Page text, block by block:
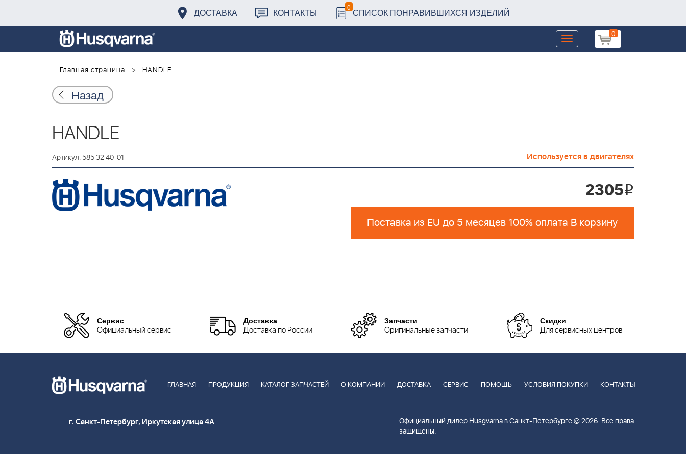
ДОСТАВКА КОНТАКТЫ 0 СПИСОК ПОНРАВИВШИХСЯ ИЗДЕЛИЙ
0
Toggle
navigation
Главная страница
HANDLE
Назад
HANDLE
Артикул: 585 32 40-01 Используется в двигателях
2305i
Поставка из EU до 5 месяцев 100% оплата В корзину
Сервис
Официальный сервис
Доставка
Доставка по России
Запчасти
Оригинальные запчасти
Скидки
Для сервисных центров
ГЛАВНАЯ ПРОДУКЦИЯ КАТАЛОГ ЗАПЧАСТЕЙ О КОМПАНИИ ДОСТАВКА СЕРВИС ПОМОЩЬ УСЛОВИЯ ПОКУПКИ КОНТАКТЫ
г. Санкт-Петербург, Иркутская улица 4А
Официальный дилер Husgvarna в Санкт-Петербурге © 2026. Все права
защищены.